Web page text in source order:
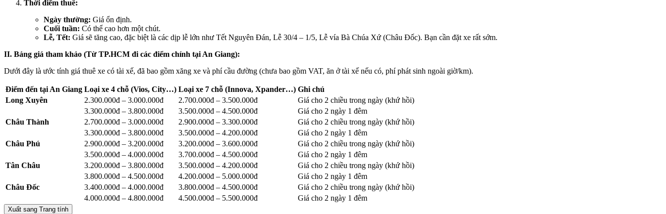
Thời điểm thuê:
Ngày thường: Giá ổn định.
Cuối tuần: Có thể cao hơn một chút.
Lễ, Tết: Giá sẽ tăng cao, đặc biệt là các dịp lễ lớn như Tết Nguyên Đán, Lễ 30/4 – 1/5, Lễ vía Bà Chúa Xứ (Châu Đốc). Bạn cần đặt xe rất sớm.
II. Bảng giá tham khảo (Từ TP.HCM đi các điểm chính tại An Giang):
Dưới đây là ước tính giá thuê xe có tài xế, đã bao gồm xăng xe và phí cầu đường (chưa bao gồm VAT, ăn ở tài xế nếu có, phí phát sinh ngoài giờ/km).
Điểm đến tại An Giang Loại xe 4 chỗ (Vios, City…) Loại xe 7 chỗ (Innova, Xpander…) Ghi chú
Long Xuyên
2.300.000đ – 3.000.000đ 2.700.000đ – 3.500.000đ
Giá cho 2 chiều trong ngày (khứ hồi)
3.300.000đ – 3.800.000đ
3.500.000đ – 4.500.000đ
Giá cho 2 ngày 1 đêm
Châu Thành
2.700.000đ – 3.000.000đ 2.900.000đ – 3.300.000đ
Giá cho 2 chiều trong ngày (khứ hồi)
3.300.000đ – 3.800.000đ
3.500.000đ – 4.200.000đ
Giá cho 2 ngày 1 đêm
Châu Phú
2.900.000đ – 3.200.000đ 3.200.000đ – 3.600.000đ
Giá cho 2 chiều trong ngày (khứ hồi)
3.500.000đ – 4.000.000đ
3.700.000đ – 4.500.000đ
Giá cho 2 ngày 1 đêm
Tân Châu
3.200.000đ – 3.800.000đ 3.500.000đ – 4.200.000đ
Giá cho 2 chiều trong ngày (khứ hồi)
3.800.000đ – 4.500.000đ
4.200.000đ – 5.000.000đ
Giá cho 2 ngày 1 đêm
Châu Đốc
3.400.000đ – 4.000.000đ 3.800.000đ – 4.500.000đ
Giá cho 2 chiều trong ngày (khứ hồi)
4.000.000đ – 4.800.000đ
4.500.000đ – 5.500.000đ Giá cho 2 ngày 1 đêm
Xuất sang Trang tính